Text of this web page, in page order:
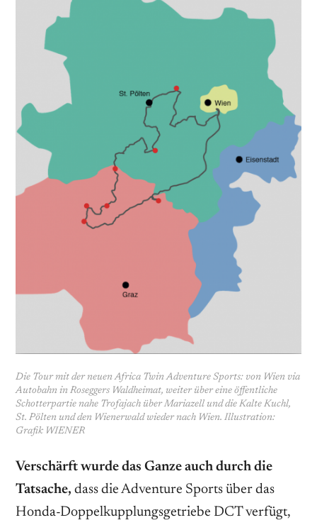
Die Tour mit der neuen Africa Twin Adventure Sports: von Wien via
Autobahn in Roseggers Waldheimat, weiter über eine öffentliche
Schotterpartie nahe Trofajach über Mariazell und die Kalte Kuchl,
St. Pölten und den Wienerwald wieder nach Wien. Illustration:
Grafik WIENER
Verschärft wurde das Ganze auch durch die
Tatsache, dass die Adventure Sports über das
Honda-Doppelkupplungsgetriebe DCT verfügt,